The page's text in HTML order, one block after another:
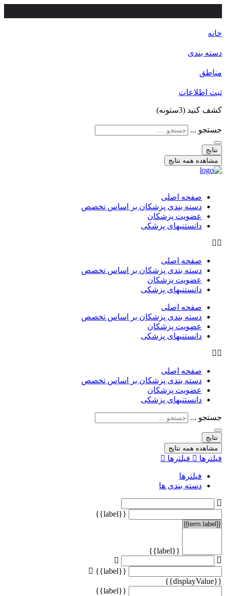
خانه
دسته بندی
مناطق
ثبت اطلاعات
کشف کنید (3ستونه)
جستجو ...
نتایج
مشاهده همه نتایج
صفحه اصلی
دسته بندی پزشکان بر اساس تخصص
عضویت پزشکان
دانستنیهای پزشکی
صفحه اصلی
دسته بندی پزشکان بر اساس تخصص
عضویت پزشکان
دانستنیهای پزشکی
صفحه اصلی
دسته بندی پزشکان بر اساس تخصص
عضویت پزشکان
دانستنیهای پزشکی
صفحه اصلی
دسته بندی پزشکان بر اساس تخصص
عضویت پزشکان
دانستنیهای پزشکی
جستجو ...
نتایج
مشاهده همه نتایج
فیلترها فیلترها
فیلترها
دسته بندی ها
{{label}}
{{label}}
{{label}}
{{displayValue}}
{{label}}